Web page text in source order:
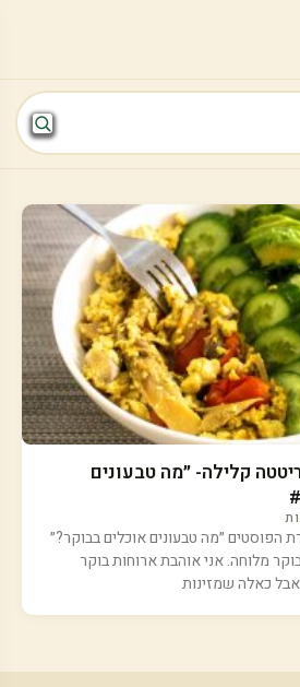
קלילה- ״מה טבעונים
הפוסטים ״מה טבעונים אוכלים בבוקר?״
מלוחה. אני אוהבת ארוחות בוקר
כאלה שמזינות